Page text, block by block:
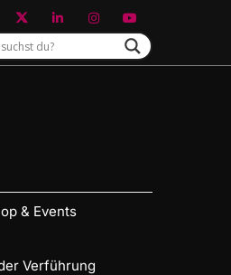
& Events
Verführung